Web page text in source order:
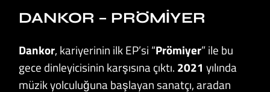
DANKOR – PRÖMIYER
Dankor, kariyerinin ilk EP’si “Prömiyer” ile bu
gece dinleyicisinin karşısına çıktı. 2021yılında
müzik yolculuğuna başlayan sanatçı, aradan